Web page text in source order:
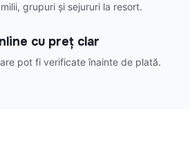
grupuri și sejururi la resort.
cu preț clar
pot fi verificate înainte de plată.